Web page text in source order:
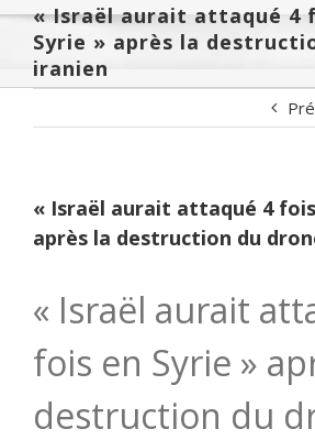
« Israël aurait attaqué 4
Syrie » après la
iranien
« Israël aurait attaqué 4
après la destruction du
« Israël aurait
fois en Syrie »
destruction du